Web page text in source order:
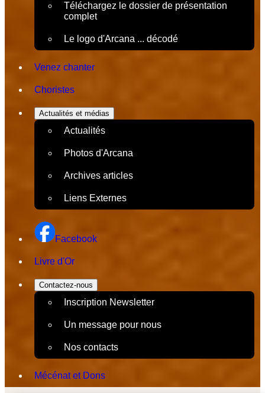
Téléchargez le dossier de présentation
complet
Le logo d'Arcana ... décodé
Venez chanter
Choristes
Actualités et médias
Actualités
Photos d'Arcana
Archives articles
Liens Externes
Facebook
Livre d'Or
Contactez-nous
Inscription Newsletter
Un message pour nous
Nos contacts
Mécénat et Dons